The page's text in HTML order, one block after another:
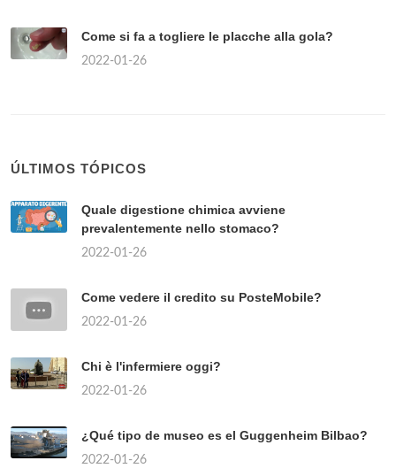
Come si fa a togliere le placche alla gola?
2022-01-26
ÚLTIMOS TÓPICOS
Quale digestione chimica avviene
prevalentemente nello stomaco?
2022-01-26
Come vedere il credito su PosteMobile?
2022-01-26
Chi è l'infermiere oggi?
2022-01-26
¿Qué tipo de museo es el Guggenheim Bilbao?
2022-01-26